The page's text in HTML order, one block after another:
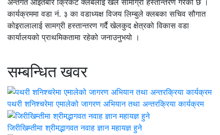
कार्यक्रममा वडा नं. ३ का वडाध्यक्ष विजय लिम्बुले क्लबका सचिव सौगात
कोइरालालाई सामग्री हस्तान्तरण गर्दै खेलकुद क्षेत्रको विकास वडा
कार्यालयको प्राथमिकतामा रहेको जनाउनुभयो ।
सम्बन्धित खवर
पथरी शनिश्चरेमा एमालेको जागरण अभियान तथा अन्तरक्रिया कार्यक्रम
जिरीखिम्तीमा श्रीमद्भागवत नवाह ज्ञान महायज्ञ हुने